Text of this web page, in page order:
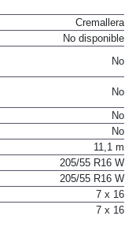
Cremallera
No disponible
No
No
No
No
11,1 m
205/55 R16 W
205/55 R16 W
7 x 16
7 x 16